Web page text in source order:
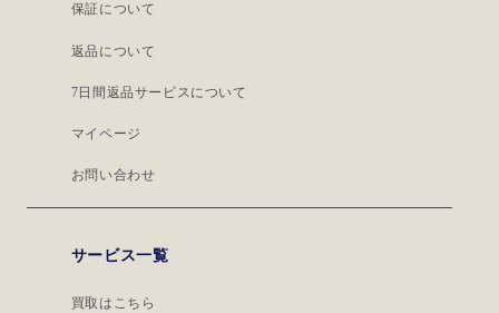
保証について
返品について
7日間返品サービスについて
マイページ
お問い合わせ
サービス一覧
買取はこちら